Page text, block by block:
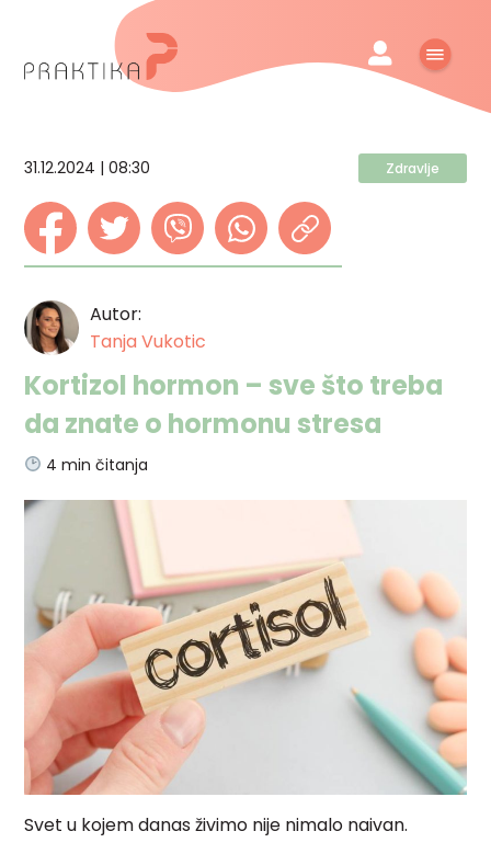
31.12.2024 | 08:30 Zdravlje
Autor:
Tanja Vukotic
Kortizol hormon – sve što treba
da znate o hormonu stresa
4 min čitanja
Svet u kojem danas živimo nije nimalo naivan.